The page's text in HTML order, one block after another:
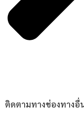
ติดตามทางช่องทางอื่